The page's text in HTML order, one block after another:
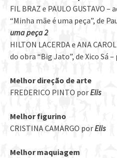
FIL BRAZ e PAULO GUSTAVO
“Minha mãe é uma peça”, de
uma peça 2
HILTON LACERDA e ANA
do obra “Big Jato”, de Xico Sá –
Melhor direção de arte
FREDERICO PINTO porElis
Melhor figurino
CRISTINA CAMARGO porElis
Melhor maquiagem